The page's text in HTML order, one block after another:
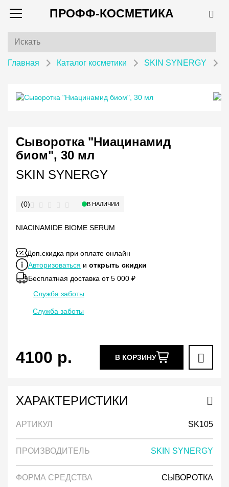
ПРОФФ-КОСМЕТИКА
Главная Каталог косметики SKIN SYNERGY
Сыворотка "Ниацинамид
биом", 30 мл
SKIN SYNERGY
(0) В НАЛИЧИИ
NIACINAMIDE BIOME SERUM
Доп.скидка при оплате онлайн
Авторизоваться и открыть скидки
Бесплатная доставка от 5 000 ₽
Служба заботы
Служба заботы
4100 р. В КОРЗИНУ
ХАРАКТЕРИСТИКИ
АРТИКУЛ SK105
ПРОИЗВОДИТЕЛЬ SKIN SYNERGY
ФОРМА СРЕДСТВА СЫВОРОТКА